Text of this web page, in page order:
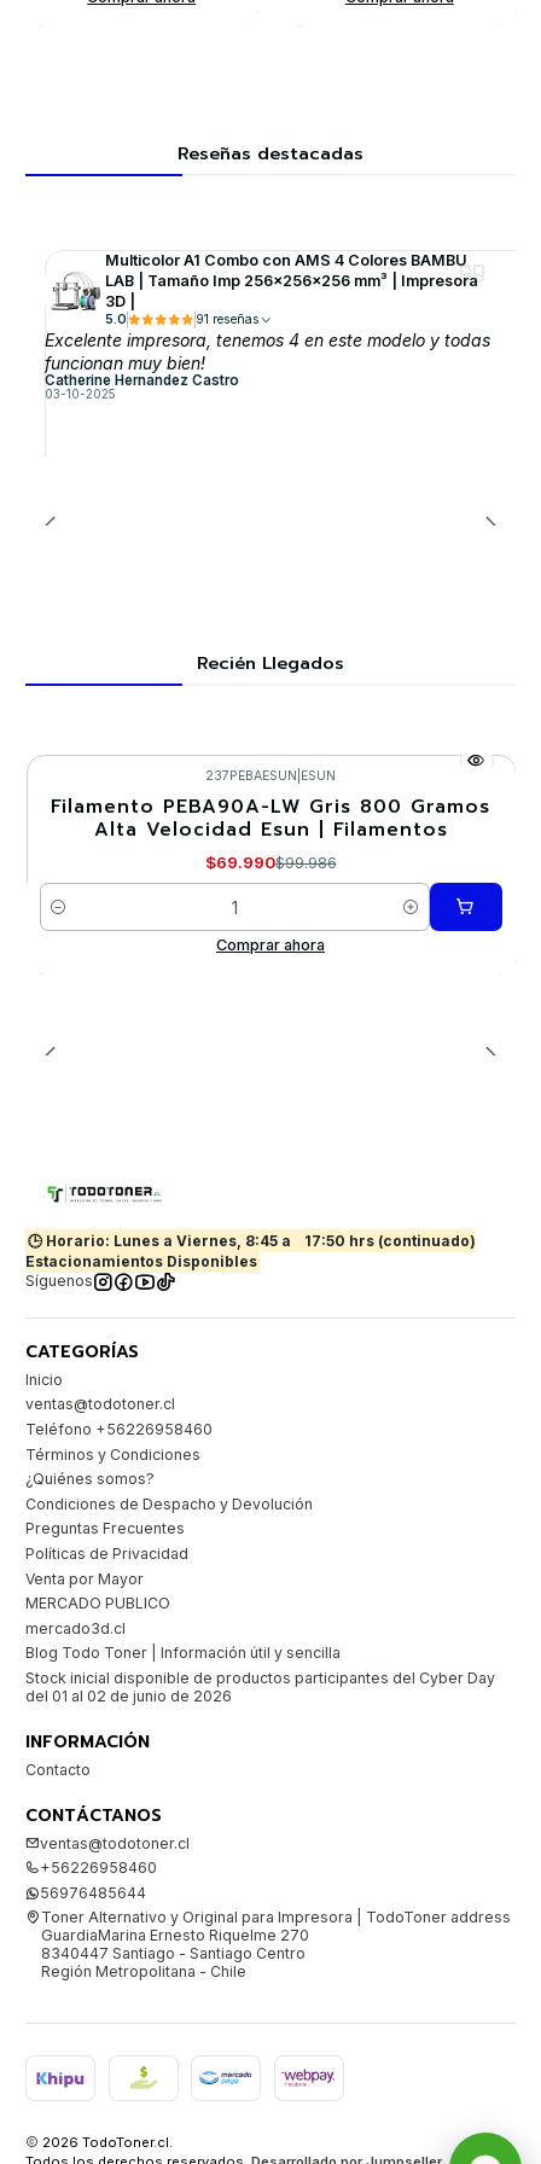
Reseñas destacadas
Multicolor A1 Combo con AMS 4 Colores BAMBU
LAB | Tamaño Imp 256×256×256 mm³ | Impresora
3D |
5.0 91 reseñas
Excelente impresora, tenemos 4 en este modelo y todas
funcionan muy bien!
Catherine Hernandez Castro
03-10-2025
Recién Llegados
-30%
237PEBAESUN ESUN
Filamento PEBA90A-LW Gris 800 Gramos
Alta Velocidad Esun | Filamentos
$69.990$99.986
Cantidad
Comprar ahora
🕒 Horario: Lunes a Viernes, 8:45 a
17:50 hrs (continuado)
Estacionamientos Disponibles
Síguenos
CATEGORÍAS
Inicio
ventas@todotoner.cl
Teléfono +56226958460
Términos y Condiciones
¿Quiénes somos?
Condiciones de Despacho y Devolución
Preguntas Frecuentes
Políticas de Privacidad
Venta por Mayor
MERCADO PUBLICO
mercado3d.cl
Blog Todo Toner | Información útil y sencilla
Stock inicial disponible de productos participantes del Cyber Day
del 01 al 02 de junio de 2026
INFORMACIÓN
Contacto
CONTÁCTANOS
ventas@todotoner.cl
+56226958460
56976485644
Toner Alternativo y Original para Impresora | TodoToner address
GuardiaMarina Ernesto Riquelme 270
8340447 Santiago - Santiago Centro
Región Metropolitana - Chile
2026 TodoToner.cl.